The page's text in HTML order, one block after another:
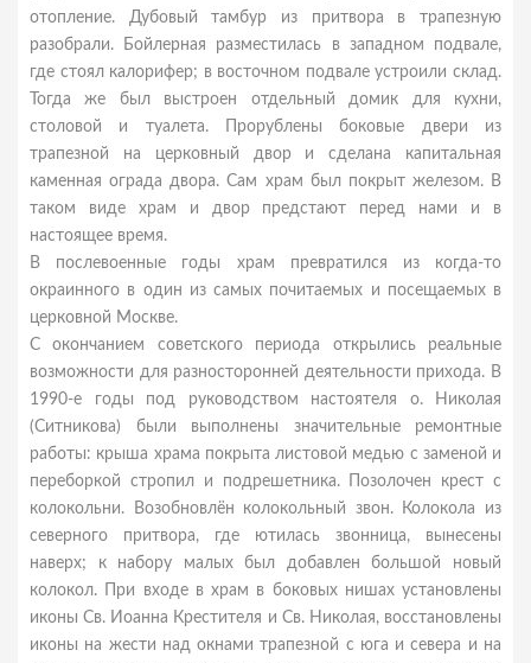
отопление. Дубовый тамбур из притвора в трапезную
разобрали. Бойлерная разместилась в западном подвале,
где стоял калорифер; в восточном подвале устроили склад.
Тогда же был выстроен отдельный домик для кухни,
столовой и туалета. Прорублены боковые двери из
трапезной на церковный двор и сделана капитальная
каменная ограда двора. Сам храм был покрыт железом. В
таком виде храм и двор предстают перед нами и в
настоящее время.
В послевоенные годы храм превратился из когда-то
окраинного в один из самых почитаемых и посещаемых в
церковной Москве.
С окончанием советского периода открылись реальные
возможности для разносторонней деятельности прихода. В
1990-е годы под руководством настоятеля о. Николая
(Ситникова) были выполнены значительные ремонтные
работы: крыша храма покрыта листовой медью с заменой и
переборкой стропил и подрешетника. Позолочен крест с
колокольни. Возобновлён колокольный звон. Колокола из
северного притвора, где ютилась звонница, вынесены
наверх; к набору малых был добавлен большой новый
колокол. При входе в храм в боковых нишах установлены
иконы Св. Иоанна Крестителя и Св. Николая, восстановлены
иконы на жести над окнами трапезной с юга и севера и на